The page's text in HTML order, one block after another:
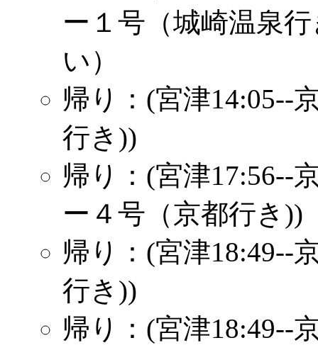
ー１号（城崎温泉
い）
帰り：(宮津14:05--
行き))
帰り：(宮津17:56--
ー４号（京都行き))
帰り：(宮津18:49--
行き))
帰り：(宮津18:49--